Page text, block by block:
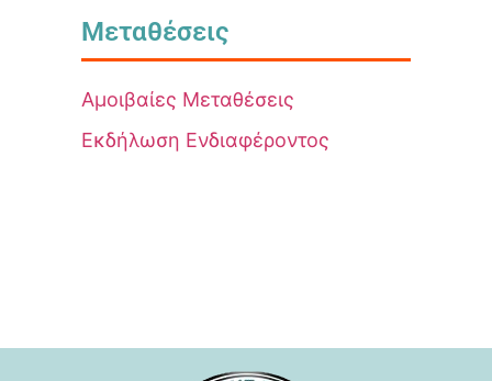
Μεταθέσεις
Αμοιβαίες Μεταθέσεις
Εκδήλωση Ενδιαφέροντος